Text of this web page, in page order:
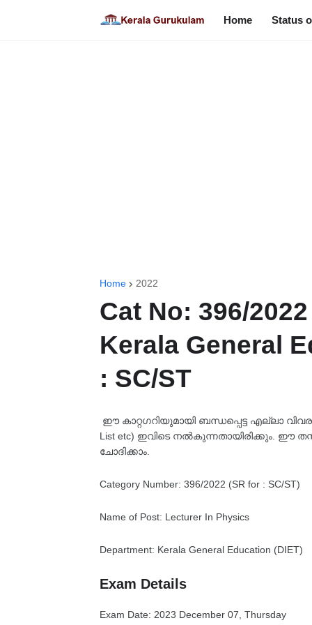
Home Status
Home 2022
Cat No: 396/
Kerala General
: SC/ST
ഈ കാറ്റഗറിയുമായി ബന്ധപ്പെട്ട എല്ലാ
List etc) ഇവിടെ നൽകുന്നതായിരിക്കും. ഈ
ചോദിക്കാം.
Category Number: 396/2022 (SR for : SC/ST)
Name of Post: Lecturer In Physics
Department: Kerala General Education (DIET)
Exam Details
Exam Date: 2023 December 07, Thursday